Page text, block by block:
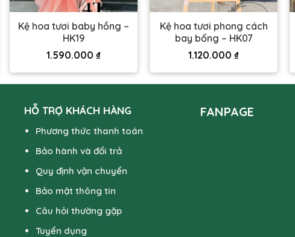
Kệ hoa tươi baby hồng –
HK19
1.590.000 ₫
Kệ hoa tươi phong cách
bay bổng – HK07
1.120.000 ₫
HỖ TRỢ KHÁCH HÀNG
Phương thức thanh toán
Bảo hành và đổi trả
Quy định vận chuyển
Bảo mật thông tin
Câu hỏi thường gặp
Tuyển dụng
FANPAGE